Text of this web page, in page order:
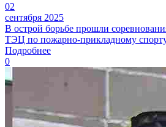
02
сентября 2025
В острой борьбе прошли
ТЭЦ по пожарно-прикладному
Подробнее
0